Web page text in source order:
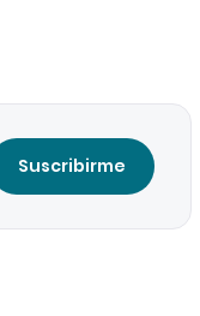
Suscribirme